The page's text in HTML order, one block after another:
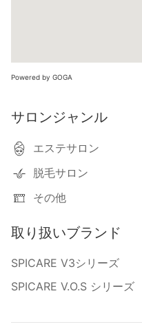
Powered by GOGA
サロンジャンル
エステサロン
脱毛サロン
その他
取り扱いブランド
SPICARE V3シリーズ
SPICARE V.O.S シリーズ